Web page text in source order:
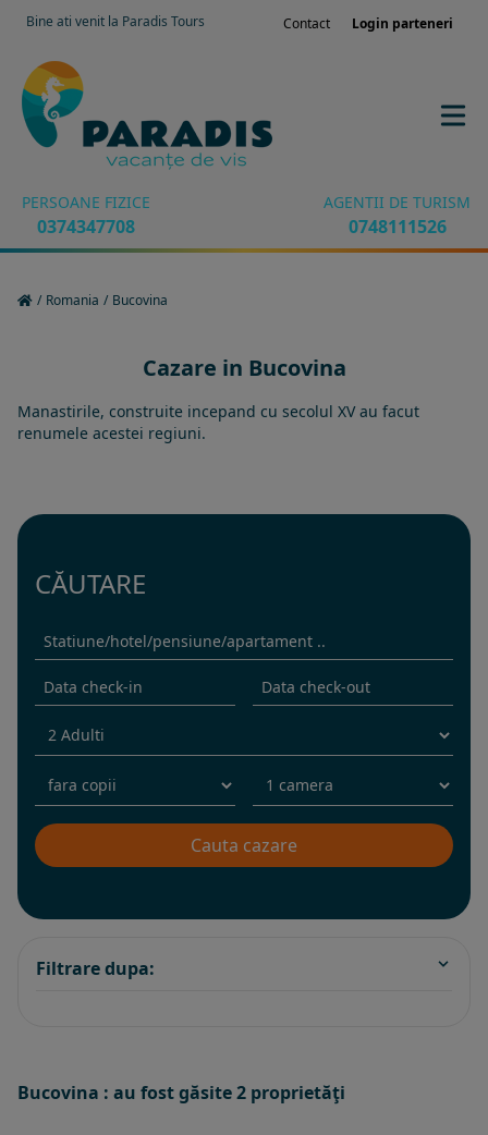
Bine ati venit la Paradis Tours Contact Login parteneri
PERSOANE FIZICE
0374347708
AGENTII DE TURISM
0748111526
/ Romania / Bucovina
Cazare in Bucovina
Manastirile, construite incepand cu secolul XV au facut
renumele acestei regiuni.
CĂUTARE
Filtrare dupa:
Bucovina : au fost găsite 2 proprietăţi